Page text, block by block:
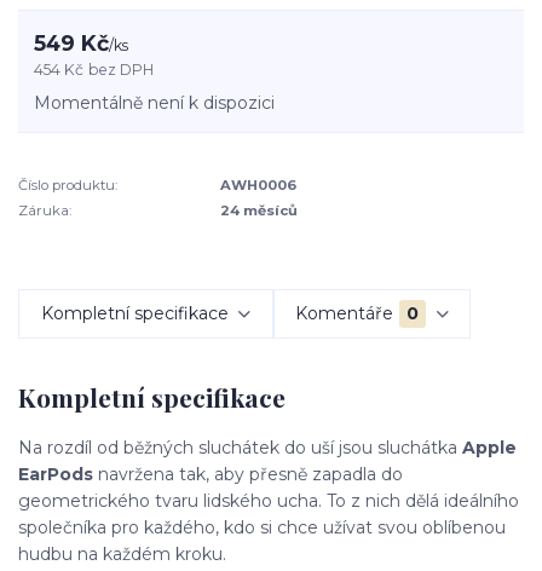
549 Kč/ks
454 Kč bez DPH
Momentálně není k dispozici
Číslo produktu:
AWH0006
Záruka:
24 měsíců
Kompletní specifikace Komentáře 0
Kompletní specifikace
Na rozdíl od běžných sluchátek do uší jsou sluchátka Apple
EarPods navržena tak, aby přesně zapadla do
geometrického tvaru lidského ucha. To z nich dělá ideálního
společníka pro každého, kdo si chce užívat svou oblíbenou
hudbu na každém kroku.